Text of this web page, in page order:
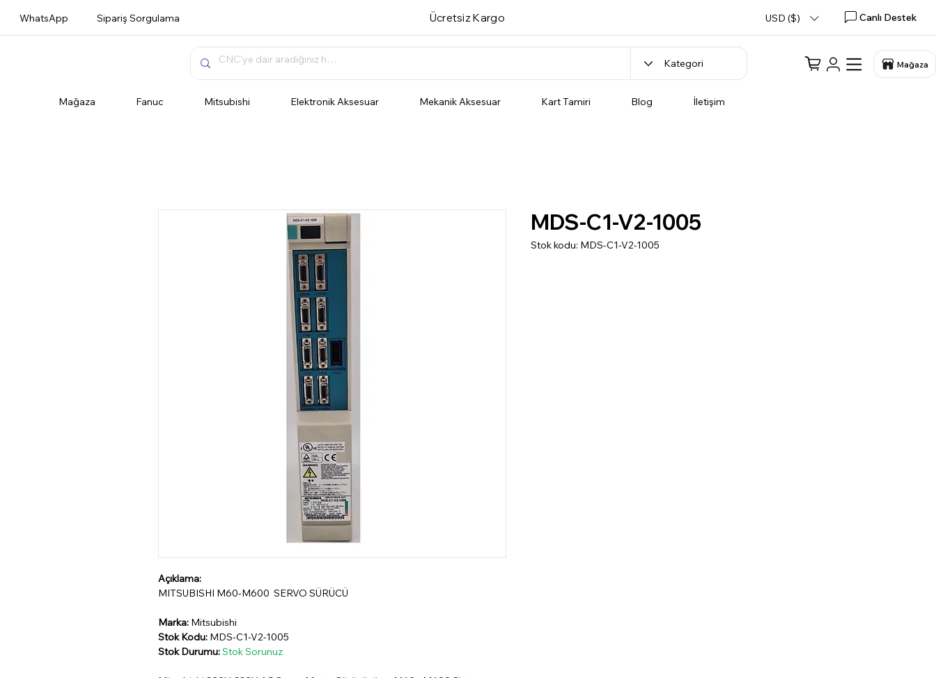
WhatsApp Sipariş Sorgulama Ücretsiz Kargo USD ($) Canlı Destek
Mağaza
Mağaza Fanuc Mitsubishi Elektronik Aksesuar Mekanik Aksesuar Kart Tamiri Blog İletişim
Açıklama:
MITSUBISHI M60-M600 SERVO SÜRÜCÜ
Marka: Mitsubishi
Stok Kodu: MDS-C1-V2-1005
Stok Durumu:Stok Sorunuz
MDS-C1-V2-1005
Stok kodu: MDS-C1-V2-1005